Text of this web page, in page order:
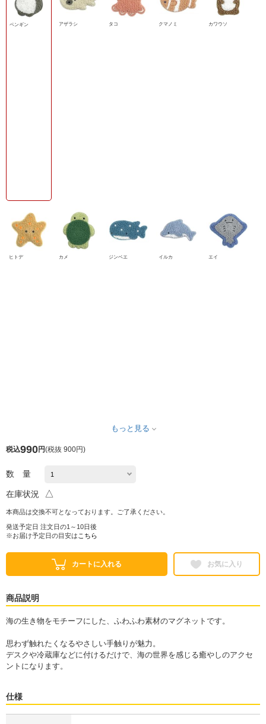
ペンギン アザラシ タコ クマノミ カワウソ
ヒトデ カメ ジンベエ イルカ エイ
もっと見る
税込990円(税抜 900円)
数 量
在庫状況 △
本商品は交換不可となっております。ご了承ください。
発送予定日 注文日の1～10日後
※お届け予定日の目安はこちら
カートに入れる お気に入り
商品説明
海の生き物をモチーフにした、ふわふわ素材のマグネットです。
思わず触れたくなるやさしい手触りが魅力。
デスクや冷蔵庫などに付けるだけで、海の世界を感じる癒やしのアクセ
ントになります。
仕様